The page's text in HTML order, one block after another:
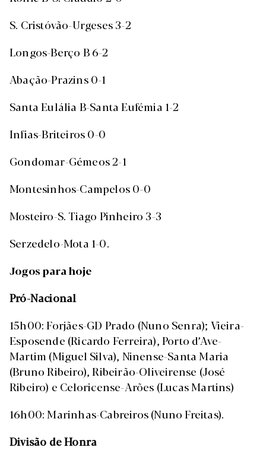
S. Cristóvão-Urgeses 3-2
Longos-Berço B 6-2
Abação-Prazins 0-1
Santa Eulália B-Santa Eufémia 1-2
Infias-Briteiros 0-0
Gondomar-Gémeos 2-1
Montesinhos-Campelos 0-0
Mosteiro-S. Tiago Pinheiro 3-3
Serzedelo-Mota 1-0.
Jogos para hoje
Pró-Nacional
15h00: Forjães-GD Prado (Nuno Senra); Vieira-
Esposende (Ricardo Ferreira), Porto d’Ave-
Martim (Miguel Silva), Ninense-Santa Maria
(Bruno Ribeiro), Ribeirão-Oliveirense (José
Ribeiro) e Celoricense-Arões (Lucas Martins)
16h00: Marinhas-Cabreiros (Nuno Freitas).
Divisão de Honra